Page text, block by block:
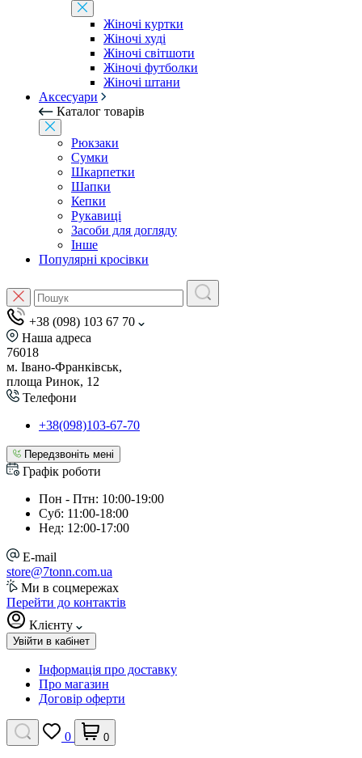
Жіночі куртки
Жіночі худі
Жіночі світшоти
Жіночі футболки
Жіночі штани
Аксесуари
Каталог товарів
Рюкзаки
Сумки
Шкарпетки
Шапки
Кепки
Рукавиці
Засоби для догляду
Інше
Популярні кросівки
+38 (098) 103 67 70
Наша адреса
76018
м. Івано-Франківськ,
площа Ринок, 12
Телефони
+38(098)103-67-70
Передзвоніть мені
Графік роботи
Пон - Птн: 10:00-19:00
Суб: 11:00-18:00
Нед: 12:00-17:00
E-mail
store@7tonn.com.ua
Ми в соцмережах
Перейти до контактів
Клієнту
Увійти в кабінет
Інформація про доставку
Про магазин
Договір оферти
0 0